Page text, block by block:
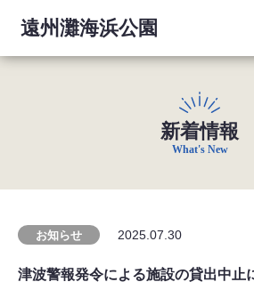
遠州灘海浜公園
新着情報
What's New
お知らせ 2025.07.30
津波警報発令による施設の貸出中止